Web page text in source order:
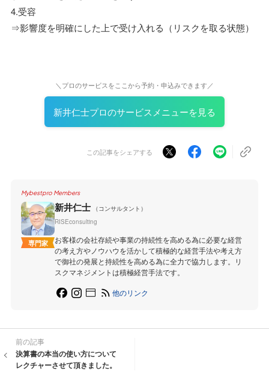
4.受容
⇒影響度を明確にした上で受け入れる（リスクを取る状態）
＼プロのサービスをここから予約・申込みできます／
新井仁士プロのサービスメニューを見る
この記事をシェアする
Mybestpro Members
専門家
新井仁士
（コンサルタント）
RISEconsulting
お客様の会社存続や事業の持続性を高める為に必要な経営
の考え方やノウハウを活かして積極的な経営手法や考え方
で御社の発展と持続性を高める為に全力で協力します。リ
スクマネジメントは積極経営手法です。
他のリンク
前の記事
決算書の本当の使い方について
レクチャーさせて頂きました。